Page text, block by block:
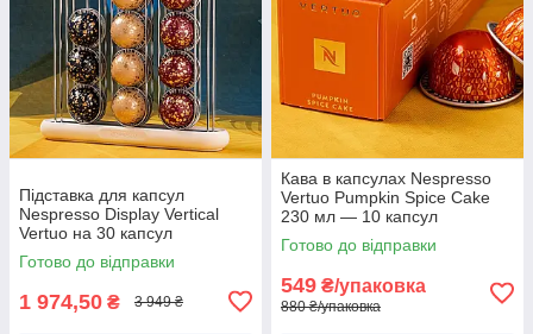
Підставка для капсул
Nespresso Display Vertical
Vertuo на 30 капсул
Готово до відправки
1 974,50 ₴ 3 949 ₴
Кава в капсулах Nespresso
Vertuo Pumpkin Spice Cake
230 мл — 10 капсул
Готово до відправки
549 ₴/упаковка
880 ₴/упаковка